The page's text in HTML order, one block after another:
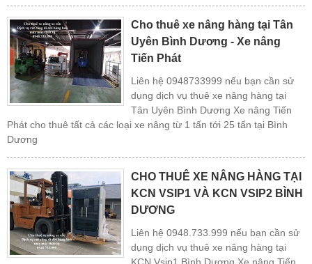
Cho thuê xe nâng hàng tại Tân
Uyên Bình Dương - Xe nâng
Tiến Phát
Liên hệ 0948733999 nếu bạn cần sử
dụng dịch vụ thuê xe nâng hàng tại
Tân Uyên Bình Dương Xe nâng Tiến
Phát cho thuê tất cả các loại xe nâng từ 1 tấn tới 25 tấn tại Bình
Dương
CHO THUÊ XE NÂNG HÀNG TẠI
KCN VSIP1 VÀ KCN VSIP2 BÌNH
DƯƠNG
Liên hệ 0948.733.999 nếu bạn cần sử
dụng dịch vụ thuê xe nâng hàng tại